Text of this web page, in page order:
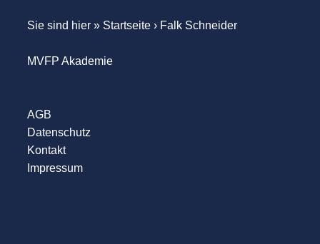
Sie sind hier » Startseite› Falk Schneider
MVFP Akademie
AGB
Datenschutz
Kontakt
Impressum